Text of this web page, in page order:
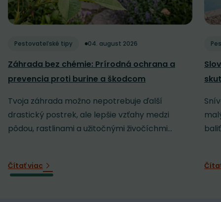
Pestovateľské tipy 04. august 2026
Záhrada bez chémie: Prírodná ochrana a
prevencia proti burine a škodcom
Tvoja záhrada možno nepotrebuje ďalší
drastický postrek, ale lepšie vzťahy medzi
pôdou, rastlinami a užitočnými živočíchmi...
Čítať viac